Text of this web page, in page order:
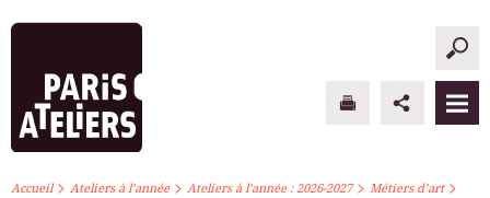
PARIS ATELIERS
Accueil> Ateliers à l’année> Ateliers à l’année : 2026-2027> Métiers d’art>